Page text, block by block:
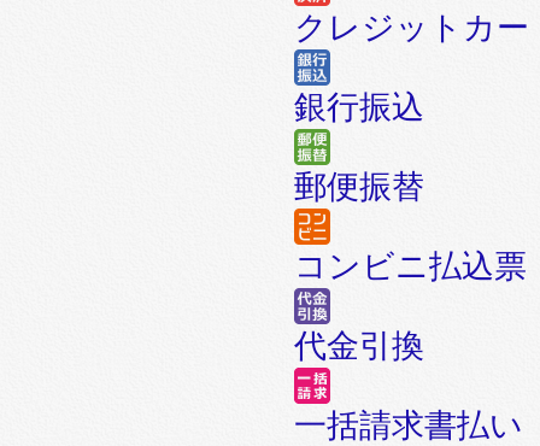
クレジットカー
銀行振込
郵便振替
コンビニ払込票
代金引換
一括請求書払い